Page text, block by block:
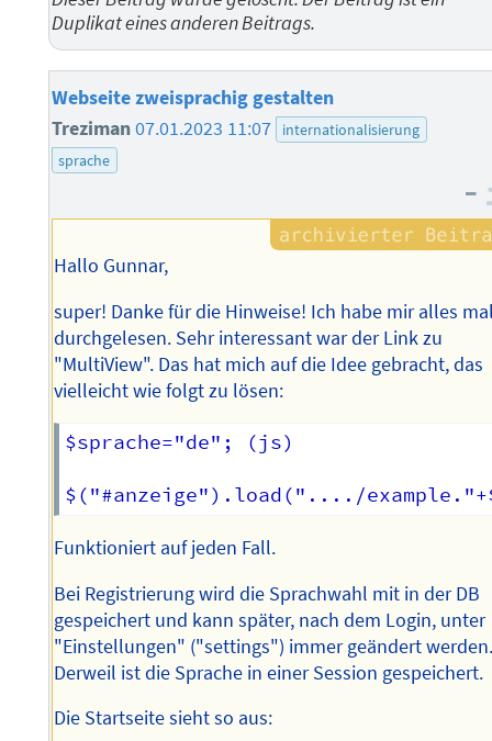
Duplikat eines anderen Beitrags.
Webseite zweisprachig gestalten
Treziman07.01.2023 11:07
internationalisierung
sprache
–
Hallo Gunnar,
super! Danke für die Hinweise! Ich habe mir alles
durchgelesen. Sehr interessant war der Link zu
"MultiView". Das hat mich auf die Idee gebracht, das
vielleicht wie folgt zu lösen:
$sprache="de"; (js)
Funktioniert auf jeden Fall.
Bei Registrierung wird die Sprachwahl mit in der DB
gespeichert und kann später, nach dem Login, unter
"Einstellungen" ("settings") immer geändert
Derweil ist die Sprache in einer Session gespeichert.
Die Startseite sieht so aus: